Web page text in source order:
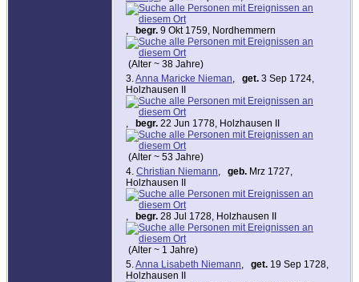
begr. 9 Okt 1759, Nordhemmern
(Alter ~ 38 Jahre)
3. Anna Maricke Nieman get. 3 Sep 1724,
Holzhausen II
begr. 22 Jun 1778, Holzhausen II
(Alter ~ 53 Jahre)
4. Christian Niemann geb. Mrz 1727,
Holzhausen II
begr. 28 Jul 1728, Holzhausen II
(Alter ~ 1 Jahre)
5. Anna Lisabeth Niemann get. 19 Sep 1728,
Holzhausen II